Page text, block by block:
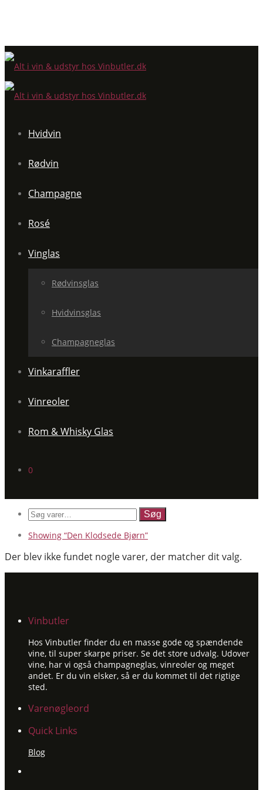
Hvidvin
Rødvin
Champagne
Rosé
Vinglas
Rødvinsglas
Hvidvinsglas
Champagneglas
Vinkaraffler
Vinreoler
Rom & Whisky Glas
0
Søg
efter:
Showing “Den Klodsede Bjørn”
Der blev ikke fundet nogle varer, der matcher dit valg.
Vinbutler
Hos Vinbutler finder du en masse gode og spændende
vine, til super skarpe priser. Se det store udvalg. Udover
vine, har vi også champagneglas, vinreoler og meget
andet. Er du vin elsker, så er du kommet til det rigtige
sted.
Varenøgleord
Quick Links
Blog